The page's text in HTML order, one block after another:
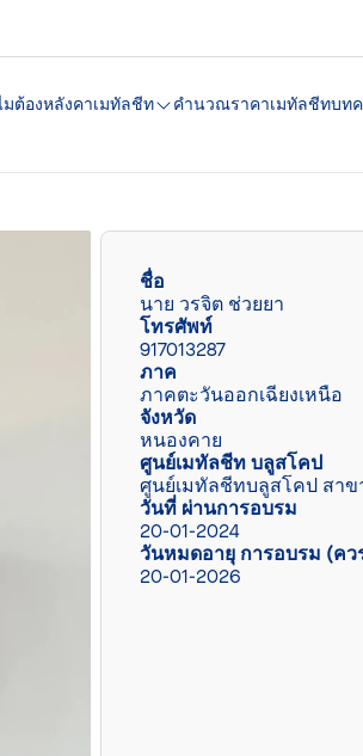
มต้องหลังคาเมทัลชีท คํานวณราคาเมทัลชีทบท
ชื่อ
นาย วรจิต ช่วยยา
โทรศัพท์
917013287
ภาค
ภาคตะวันออกเฉียงเหนือ
จังหวัด
หนองคาย
ศูนย์เมทัลชีท บลูสโคป
ศูนย์เมทัลชีทบลูสโคป สา
วันที่ ผ่านการอบรม
20-01-2024
วันหมดอายุ การอบรม (ค
20-01-2026